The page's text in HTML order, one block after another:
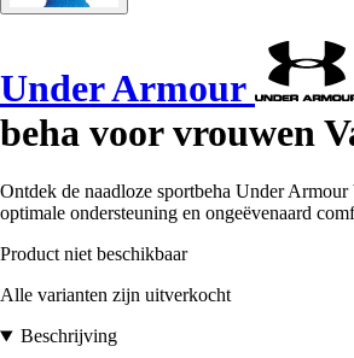
Under Armour
beha voor vrouwen
Ontdek de naadloze sportbeha Under
optimale ondersteuning en ongeëvenaard
Product niet beschikbaar
Alle varianten zijn uitverkocht
Beschrijving